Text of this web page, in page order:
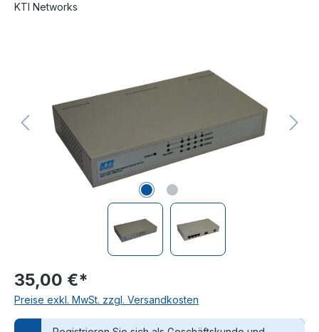
KTI Networks
35,00 €*
Preise exkl. MwSt. zzgl. Versandkosten